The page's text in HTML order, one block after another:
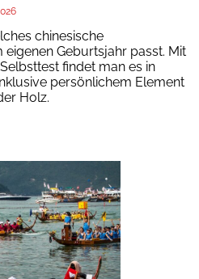
chinesische
eigenen Geburtsjahr passt. Mit
findet man es in
persönlichem Element
Holz.